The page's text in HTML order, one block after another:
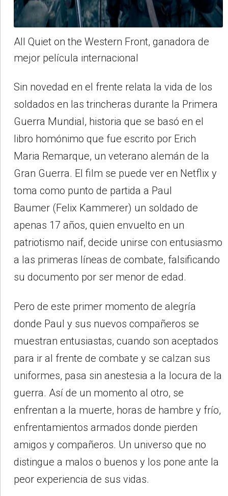
All Quiet on the Western Front, ganadora de
mejor película internacional
Sin novedad en el frente relata la vida de los
soldados en las trincheras durante la Primera
Guerra Mundial, historia que se basó en el
libro homónimo que fue escrito por Erich
Maria Remarque, un veterano alemán de la
Gran Guerra. El film se puede ver en Netflix y
toma como punto de partida a Paul
Baumer (Felix Kammerer) un soldado de
apenas 17 años, quien envuelto en un
patriotismo naif, decide unirse con entusiasmo
a las primeras líneas de combate, falsificando
su documento por ser menor de edad.
Pero de este primer momento de alegría
donde Paul y sus nuevos compañeros se
muestran entusiastas, cuando son aceptados
para ir al frente de combate y se calzan sus
uniformes, pasa sin anestesia a la locura de la
guerra. Así de un momento al otro, se
enfrentan a la muerte, horas de hambre y frío,
enfrentamientos armados donde pierden
amigos y compañeros. Un universo que no
distingue a malos o buenos y los pone ante la
peor experiencia de sus vidas.